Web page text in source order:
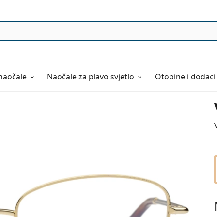
Naočaleza plavo svjetlo Otopine i dodaci